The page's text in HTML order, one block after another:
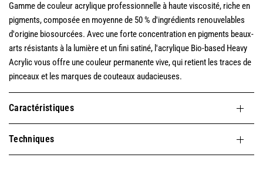
Gamme de couleur acrylique professionnelle à haute viscosité, riche en
pigments, composée en moyenne de 50 % d'ingrédients renouvelables
d'origine biosourcées. Avec une forte concentration en pigments beaux-
arts résistants à la lumière et un fini satiné, l'acrylique Bio-based Heavy
Acrylic vous offre une couleur permanente vive, qui retient les traces de
pinceaux et les marques de couteaux audacieuses.
Caractéristiques
Techniques